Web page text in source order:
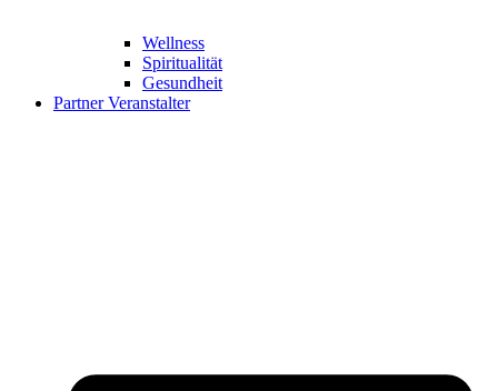
Wellness
Spiritualität
Gesundheit
Partner Veranstalter